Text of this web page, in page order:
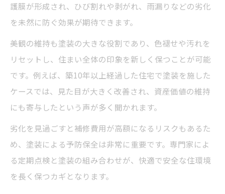
護膜が形成され、ひび割れや剥がれ、雨漏りなどの劣化
を未然に防ぐ効果が期待できます。
美観の維持も塗装の大きな役割であり、色褪せや汚れを
リセットし、住まい全体の印象を新しく保つことが可能
です。例えば、築10年以上経過した住宅で塗装を施した
ケースでは、見た目が大きく改善され、資産価値の維持
にも寄与したという声が多く聞かれます。
劣化を見過ごすと補修費用が高額になるリスクもあるた
め、塗装による予防保全は非常に重要です。専門家によ
る定期点検と塗装の組み合わせが、快適で安全な住環境
を長く保つカギとなります。